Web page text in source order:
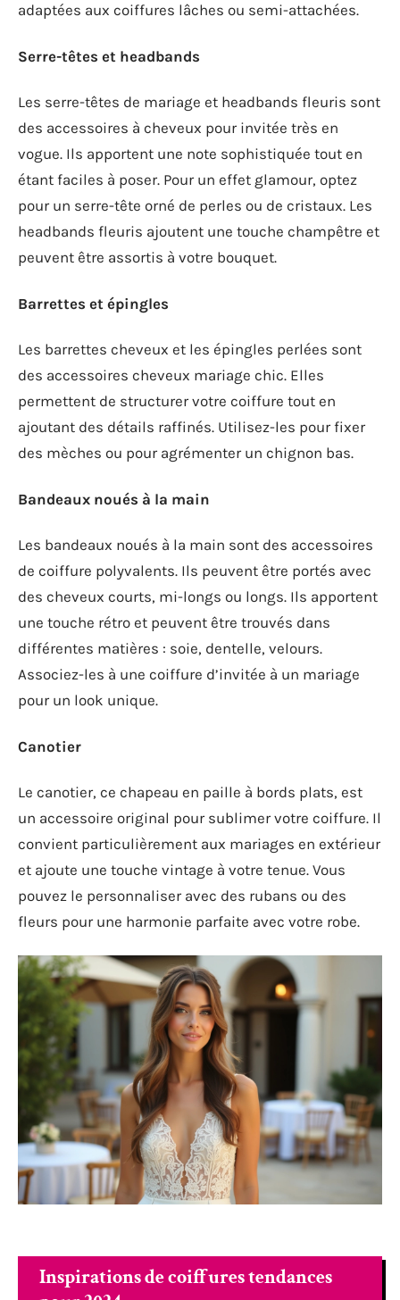
adaptées aux coiffures lâches ou semi-attachées.
Serre-têtes et headbands
Les serre-têtes de mariage et headbands fleuris sont
des accessoires à cheveux pour invitée très en
vogue. Ils apportent une note sophistiquée tout en
étant faciles à poser. Pour un effet glamour, optez
pour un serre-tête orné de perles ou de cristaux. Les
headbands fleuris ajoutent une touche champêtre et
peuvent être assortis à votre bouquet.
Barrettes et épingles
Les barrettes cheveux et les épingles perlées sont
des accessoires cheveux mariage chic. Elles
permettent de structurer votre coiffure tout en
ajoutant des détails raffinés. Utilisez-les pour fixer
des mèches ou pour agrémenter un chignon bas.
Bandeaux noués à la main
Les bandeaux noués à la main sont des accessoires
de coiffure polyvalents. Ils peuvent être portés avec
des cheveux courts, mi-longs ou longs. Ils apportent
une touche rétro et peuvent être trouvés dans
différentes matières : soie, dentelle, velours.
Associez-les à une coiffure d’invitée à un mariage
pour un look unique.
Canotier
Le canotier, ce chapeau en paille à bords plats, est
un accessoire original pour sublimer votre coiffure. Il
convient particulièrement aux mariages en extérieur
et ajoute une touche vintage à votre tenue. Vous
pouvez le personnaliser avec des rubans ou des
fleurs pour une harmonie parfaite avec votre robe.
Inspirations de coiffures tendances